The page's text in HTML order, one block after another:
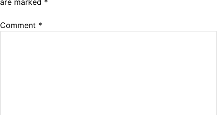
are marked *
Comment *